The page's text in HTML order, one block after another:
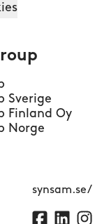
Sverige
Finland Oy
Norge
synsam.se/